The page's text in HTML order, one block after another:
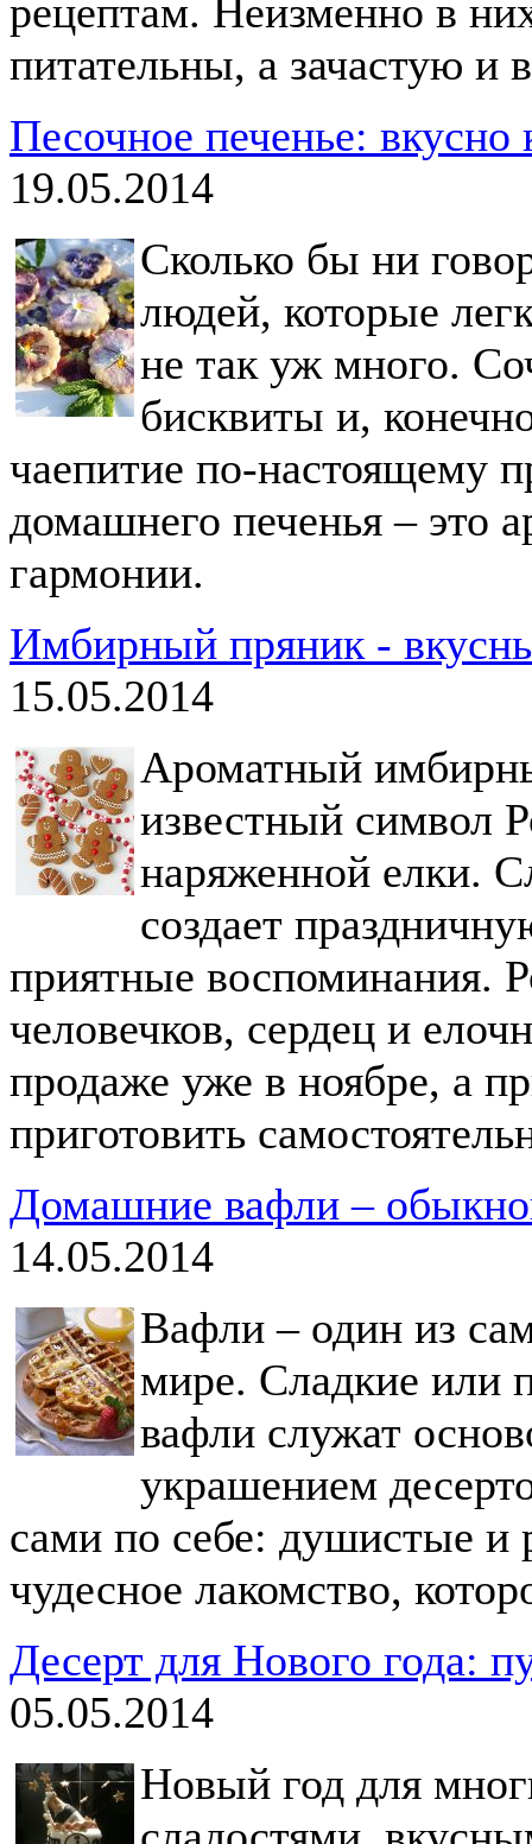
рецептам. Неизменно в
питательны, а зачастую и
Песочное печенье:
19.05.2014
Сколько бы ни
людей, которые
не так уж много.
бисквиты и,
чаепитие по-настоящему
домашнего печенья – это
гармонии.
Имбирный пряник -
15.05.2014
Ароматный
известный символ
наряженной елки.
создает
приятные воспоминания.
человечков, сердец и
продаже уже в ноябре, а
приготовить
Домашние вафли –
14.05.2014
Вафли – один из
мире. Сладкие или
вафли служат
украшением
сами по себе: душистые
чудесное лакомство,
Десерт для Нового года:
05.05.2014
Новый год для